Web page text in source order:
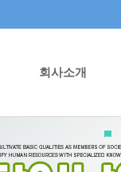
회사소개